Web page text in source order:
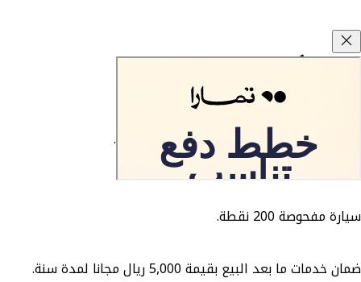
وعود كارزفد
ضمان ارجاع السيارة المستعملة خلال 10 أيام.
تطبق الشروط والاحكام.
سيارة مفحوصة 200 نقطة.
ضمان خدمات ما بعد البيع بقيمة 5,000 ريال مجانا لمدة سنة.